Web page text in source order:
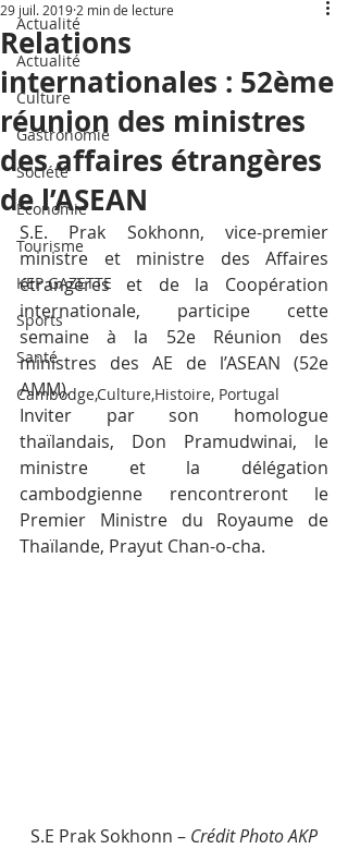
Actualité
Actualité
Culture
Gastronomie
Société
Economie
Tourisme
KEP GAZETTE
Sports
Santé
Cambodge,Culture,Histoire, Portugal
Relations
internationales : 52ème
réunion des ministres
des affaires étrangères
de l’ASEAN
29 juil. 2019 2 min de lecture
S.E. Prak Sokhonn, vice-premier
ministre et ministre des Affaires
étrangères et de la Coopération
internationale, participe cette
semaine à la 52e Réunion des
ministres des AE de l’ASEAN (52e
AMM).
Inviter par son homologue
thaïlandais, Don Pramudwinai, le
ministre et la délégation
cambodgienne rencontreront le
Premier Ministre du Royaume de
Thaïlande, Prayut Chan-o-cha.
S.E Prak Sokhonn – Crédit Photo AKP